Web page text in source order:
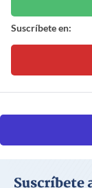
Suscríbete en: